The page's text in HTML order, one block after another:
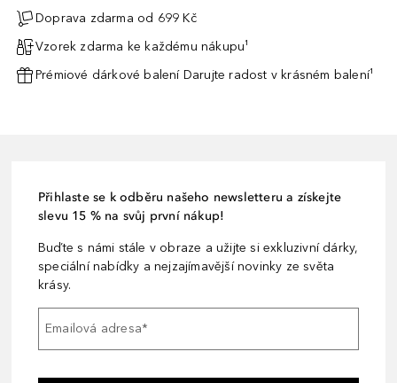
Doprava zdarma od 699 Kč
Vzorek zdarma ke každému nákupu¹
Prémiové dárkové balení Darujte radost v krásném balení¹
Přihlaste se k odběru našeho newsletteru a získejte
slevu 15 % na svůj první nákup!
Buďte s námi stále v obraze a užijte si exkluzivní dárky,
speciální nabídky a nejzajímavější novinky ze světa
krásy.
Emailová adresa*